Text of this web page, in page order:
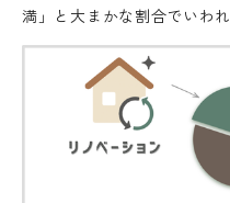
満」と大まかな割合でいわれ